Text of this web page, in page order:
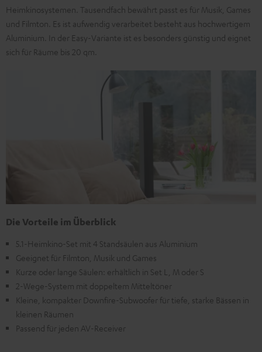
Heimkinosystemen. Tausendfach bewährt passt es für Musik, Games
und Filmton. Es ist aufwendig verarbeitet besteht aus hochwertigem
Aluminium. In der Easy-Variante ist es besonders günstig und eignet
sich für Räume bis 20 qm.
Die Vorteile im Überblick
5.1-Heimkino-Set mit 4 Standsäulen aus Aluminium
Geeignet für Filmton, Musik und Games
Kurze oder lange Säulen: erhältlich in Set L, M oder S
2-Wege-System mit doppeltem Mitteltöner
Kleine, kompakter Downfire-Subwoofer für tiefe, starke Bässen in
kleinen Räumen
Passend für jeden AV-Receiver